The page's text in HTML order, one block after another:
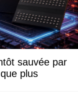
sauvée par
plus